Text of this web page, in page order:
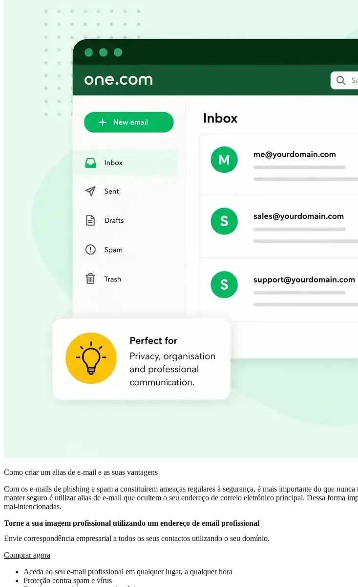
Como criar um alias de e-mail e as suas vantagens
Com os e-mails de phishing e spam a constituírem ameaças regulares à segurança, é mais importante do que
manter seguro é utilizar alias de e-mail que ocultem o seu endereço de correio eletrónico principal. Dessa forma
mal-intencionadas.
Torne a sua imagem profissional utilizando um endereço de email profissional
Envie correspondência empresarial a todos os seus contactos utilizando o seu domínio.
Comprar agora
Aceda ao seu e-mail profissional em qualquer lugar, a qualquer hora
Proteção contra spam e vírus